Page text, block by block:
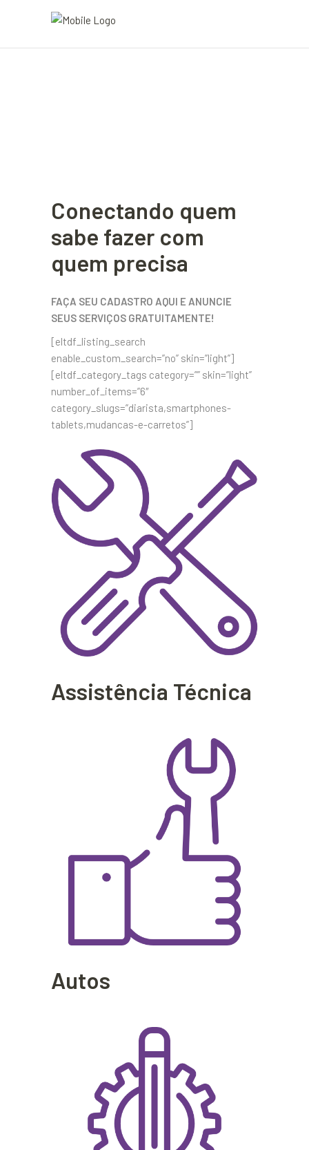
Conectando quem
sabe fazer com
quem precisa
FAÇA SEU CADASTRO AQUI E ANUNCIE
SEUS SERVIÇOS GRATUITAMENTE!
[eltdf_listing_search
enable_custom_search=”no” skin=”light”]
[eltdf_category_tags category=”” skin=”light”
number_of_items=”6″
category_slugs=”diarista,smartphones-
tablets,mudancas-e-carretos”]
Assistência Técnica
Autos